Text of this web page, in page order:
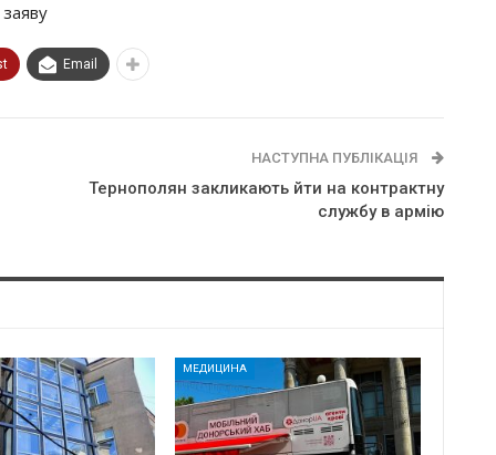
Email
НАСТУПНА ПУБЛІКАЦІЯ
Тернополян закликають йти на контрактну
службу в армію
МЕДИЦИНА